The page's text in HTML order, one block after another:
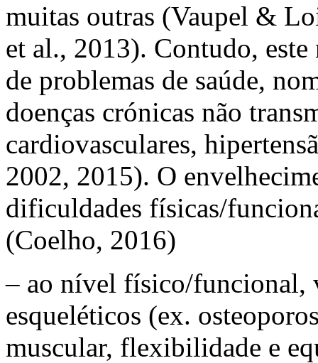
muitas outras (Vaupel &
et al., 2013). Contudo, este
de problemas de saúde,
doenças crónicas não
cardiovasculares,
2002, 2015). O
dificuldades físicas/
(Coelho, 2016)
– ao nível físico/funcional,
esqueléticos (ex.
muscular, flexibilidade e